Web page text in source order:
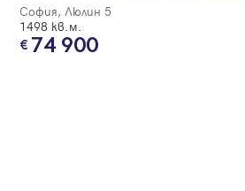
София, Люлин 5
1498 кв.м.
74 900